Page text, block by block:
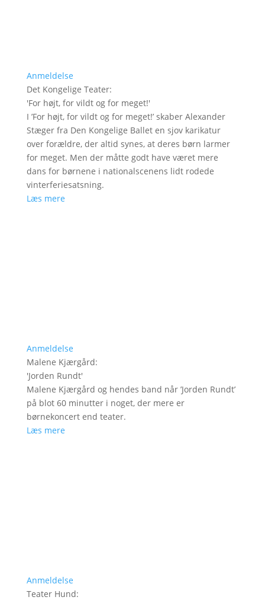
Anmeldelse
Det Kongelige Teater:
'For højt, for vildt og for meget!'
I ’For højt, for vildt og for meget!’ skaber Alexander
Stæger fra Den Kongelige Ballet en sjov karikatur
over forældre, der altid synes, at deres børn larmer
for meget. Men der måtte godt have været mere
dans for børnene i nationalscenens lidt rodede
vinterferiesatsning.
Læs mere
Anmeldelse
Malene Kjærgård:
'Jorden Rundt'
Malene Kjærgård og hendes band når ’Jorden Rundt’
på blot 60 minutter i noget, der mere er
børnekoncert end teater.
Læs mere
Anmeldelse
Teater Hund: